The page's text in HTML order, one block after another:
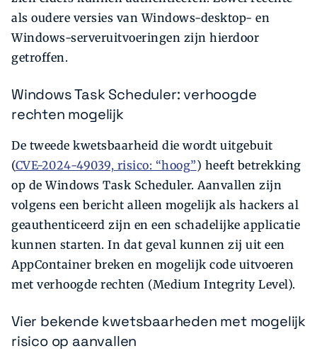
als oudere versies van Windows-desktop- en
Windows-serveruitvoeringen zijn hierdoor
getroffen.
Windows Task Scheduler: verhoogde
rechten mogelijk
De tweede kwetsbaarheid die wordt uitgebuit
(CVE-2024-49039, risico: “hoog”) heeft betrekking
op de Windows Task Scheduler. Aanvallen zijn
volgens een bericht alleen mogelijk als hackers al
geauthenticeerd zijn en een schadelijke applicatie
kunnen starten. In dat geval kunnen zij uit een
AppContainer breken en mogelijk code uitvoeren
met verhoogde rechten (Medium Integrity Level).
Vier bekende kwetsbaarheden met mogelijk
risico op aanvallen